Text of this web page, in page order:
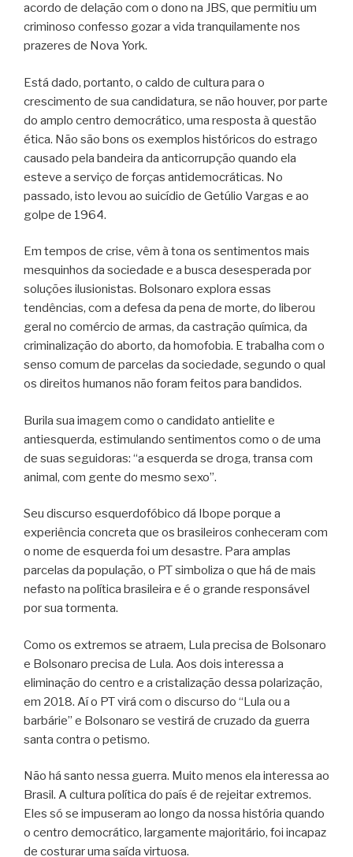
acordo de delação com o dono na JBS, que permitiu um
criminoso confesso gozar a vida tranquilamente nos
prazeres de Nova York.
Está dado, portanto, o caldo de cultura para o
crescimento de sua candidatura, se não houver, por parte
do amplo centro democrático, uma resposta à questão
ética. Não são bons os exemplos históricos do estrago
causado pela bandeira da anticorrupção quando ela
esteve a serviço de forças antidemocráticas. No
passado, isto levou ao suicídio de Getúlio Vargas e ao
golpe de 1964.
Em tempos de crise, vêm à tona os sentimentos mais
mesquinhos da sociedade e a busca desesperada por
soluções ilusionistas. Bolsonaro explora essas
tendências, com a defesa da pena de morte, do liberou
geral no comércio de armas, da castração química, da
criminalização do aborto, da homofobia. E trabalha com o
senso comum de parcelas da sociedade, segundo o qual
os direitos humanos não foram feitos para bandidos.
Burila sua imagem como o candidato antielite e
antiesquerda, estimulando sentimentos como o de uma
de suas seguidoras: “a esquerda se droga, transa com
animal, com gente do mesmo sexo”.
Seu discurso esquerdofóbico dá Ibope porque a
experiência concreta que os brasileiros conheceram com
o nome de esquerda foi um desastre. Para amplas
parcelas da população, o PT simboliza o que há de mais
nefasto na política brasileira e é o grande responsável
por sua tormenta.
Como os extremos se atraem, Lula precisa de Bolsonaro
e Bolsonaro precisa de Lula. Aos dois interessa a
eliminação do centro e a cristalização dessa polarização,
em 2018. Aí o PT virá com o discurso do “Lula ou a
barbárie” e Bolsonaro se vestirá de cruzado da guerra
santa contra o petismo.
Não há santo nessa guerra. Muito menos ela interessa ao
Brasil. A cultura política do país é de rejeitar extremos.
Eles só se impuseram ao longo da nossa história quando
o centro democrático, largamente majoritário, foi incapaz
de costurar uma saída virtuosa.